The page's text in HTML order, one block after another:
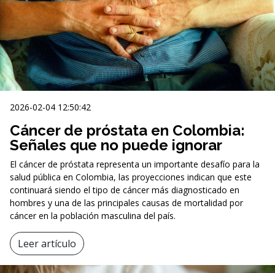
2026-02-04 12:50:42
Cáncer de próstata en Colombia:
Señales que no puede ignorar
El cáncer de próstata representa un importante desafío para la
salud pública en Colombia, las proyecciones indican que este
continuará siendo el tipo de cáncer más diagnosticado en
hombres y una de las principales causas de mortalidad por
cáncer en la población masculina del país.
Leer artículo